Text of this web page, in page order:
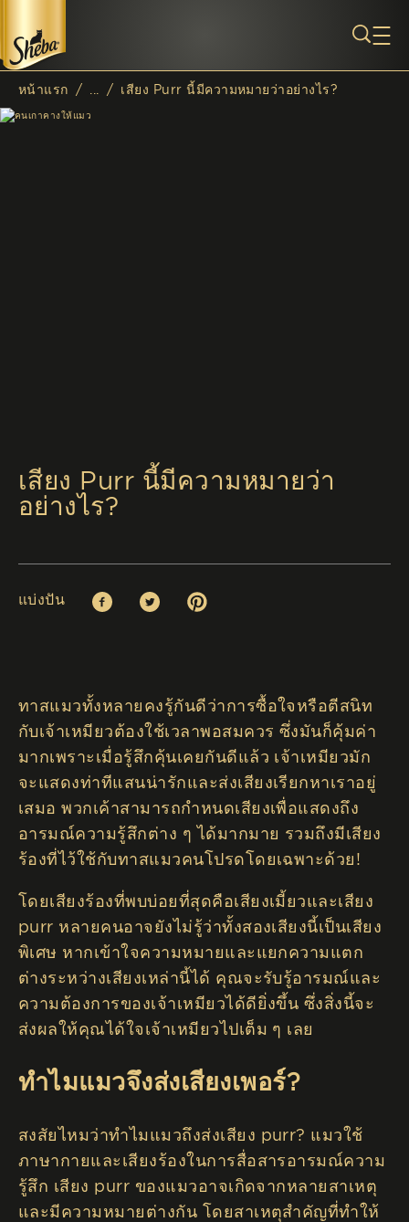
Breadcrumb
หน้าแรก / / เสียง Purr นี้มีความหมายว่าอย่างไร?
เสียง Purr นี้มีความหมายว่า
อย่างไร?
แบ่งปัน Facebook (opens in new window)
Twitter (opens in new window)
Pinterest (opens in new window)
ทาสแมวทั้งหลายคงรู้กันดีว่าการซื้อใจหรือตีสนิท
กับเจ้าเหมียวต้องใช้เวลาพอสมควร ซึ่งมันก็คุ้มค่า
มากเพราะเมื่อรู้สึกคุ้นเคยกันดีแล้ว เจ้าเหมียวมัก
จะแสดงท่าทีแสนน่ารักและส่งเสียงเรียกหาเราอยู่
เสมอ พวกเค้าสามารถกำหนดเสียงเพื่อแสดงถึง
อารมณ์ความรู้สึกต่าง ๆ ได้มากมาย รวมถึงมีเสียง
ร้องที่ไว้ใช้กับทาสแมวคนโปรดโดยเฉพาะด้วย!
โดยเสียงร้องที่พบบ่อยที่สุดคือเสียงเมี้ยวและเสียง
purr หลายคนอาจยังไม่รู้ว่าทั้งสองเสียงนี้เป็นเสียง
พิเศษ หากเข้าใจความหมายและแยกความแตก
ต่างระหว่างเสียงเหล่านี้ได้ คุณจะรับรู้อารมณ์และ
ความต้องการของเจ้าเหมียวได้ดียิ่งขึ้น ซึ่งสิ่งนี้จะ
ส่งผลให้คุณได้ใจเจ้าเหมียวไปเต็ม ๆ เลย
ทำไมแมวจึงส่งเสียงเพอร์?
สงสัยไหมว่าทำไมแมวถึงส่งเสียง purr? แมวใช้
ภาษากายและเสียงร้องในการสื่อสารอารมณ์ความ
รู้สึก เสียง purr ของแมวอาจเกิดจากหลายสาเหตุ
และมีความหมายต่างกัน โดยสาเหตุสำคัญที่ทำให้